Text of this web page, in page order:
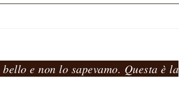
e non lo sapevamo. Questa è la